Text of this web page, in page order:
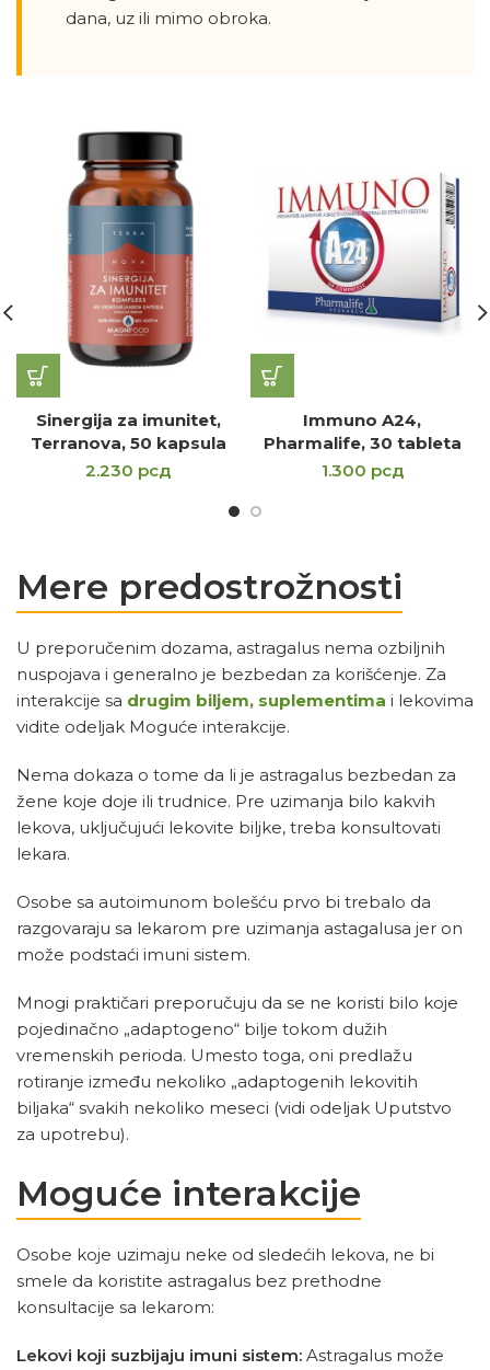
dana, uz ili mimo obroka.
Sinergija za imunitet,
Terranova, 50 kapsula
2.230 рсд
Immuno A24,
Pharmalife, 30 tableta
1.300 рсд
Mere predostrožnosti
U preporučenim dozama, astragalus nema ozbiljnih
nuspojava i generalno je bezbedan za korišćenje. Za
interakcije sa drugim biljem, suplementima i lekovima
vidite odeljak Moguće interakcije.
Nema dokaza o tome da li je astragalus bezbedan za
žene koje doje ili trudnice. Pre uzimanja bilo kakvih
lekova, uključujući lekovite biljke, treba konsultovati
lekara.
Osobe sa autoimunom bolešću prvo bi trebalo da
razgovaraju sa lekarom pre uzimanja astagalusa jer on
može podstaći imuni sistem.
Mnogi praktičari preporučuju da se ne koristi bilo koje
pojedinačno „adaptogeno“ bilje tokom dužih
vremenskih perioda. Umesto toga, oni predlažu
rotiranje između nekoliko „adaptogenih lekovitih
biljaka“ svakih nekoliko meseci (vidi odeljak Uputstvo
za upotrebu).
Moguće interakcije
Osobe koje uzimaju neke od sledećih lekova, ne bi
smele da koristite astragalus bez prethodne
konsultacije sa lekarom:
Lekovi koji suzbijaju imuni sistem: Astragalus može